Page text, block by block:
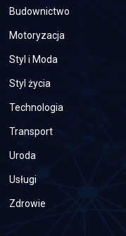
Budownictwo
Motoryzacja
Styl i Moda
Styl życia
Technologia
Transport
Uroda
Usługi
Zdrowie